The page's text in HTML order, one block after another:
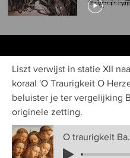
Liszt verwijst in statie XII
koraal 'O Traurigkeit O
beluister je ter vergelijking
originele zetting.
O